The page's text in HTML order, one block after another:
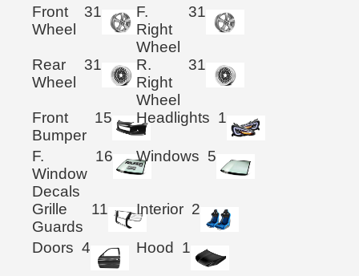
Front
Wheel
31
F.
Right
Wheel
31
Rear
Wheel
31
R.
Right
Wheel
31
Front
Bumper
15 Headlights 1
F.
Window
Decals
16 Windows 5
Grille
Guards
11 Interior 2
Doors 4 Hood 1